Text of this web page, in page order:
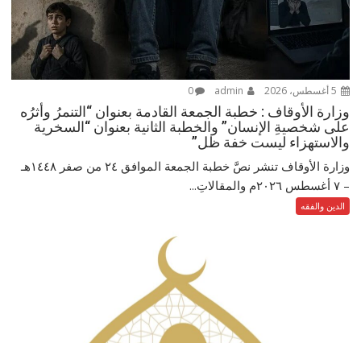
0
وزارة الأوقاف : خطبة الجمعة القادمة بعنوان “التنمرُ وأثرُه
على شخصيةِ الإنسان” والخطبة الثانية بعنوان “السخرية
والاستهزاء ليست خفة ظل”
وزارة الأوقاف تنشر نصَّ خطبة الجمعة الموافق ٢٤ من صفر ١٤٤٨هـ
– ‏٧ أغسطس ٢٠٢٦م والمقالاتِ...
الدين والفقه